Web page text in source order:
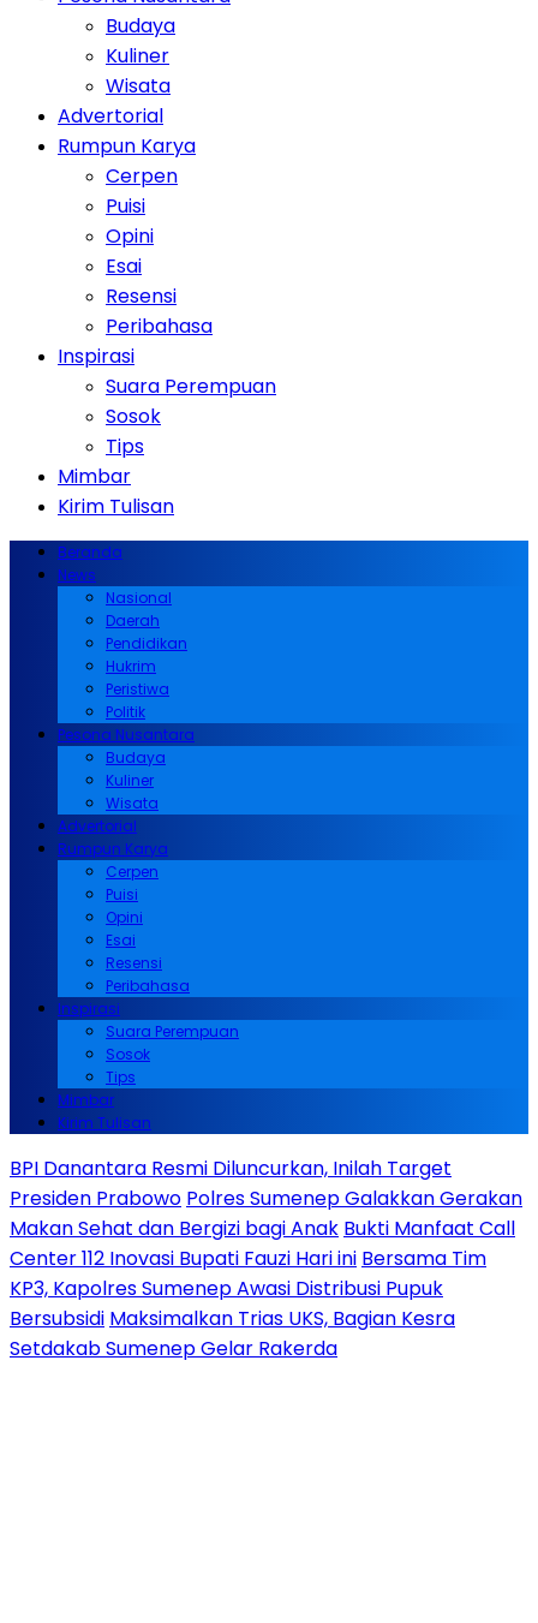
Budaya
Kuliner
Wisata
Advertorial
Rumpun Karya
Cerpen
Puisi
Opini
Esai
Resensi
Peribahasa
Inspirasi
Suara Perempuan
Sosok
Tips
Mimbar
Kirim Tulisan
Beranda
News
Nasional
Daerah
Pendidikan
Hukrim
Peristiwa
Politik
Pesona Nusantara
Budaya
Kuliner
Wisata
Advertorial
Rumpun Karya
Cerpen
Puisi
Opini
Esai
Resensi
Peribahasa
Inspirasi
Suara Perempuan
Sosok
Tips
Mimbar
Kirim Tulisan
BPI Danantara Resmi Diluncurkan, Inilah Target
Presiden Prabowo Polres Sumenep Galakkan Gerakan
Makan Sehat dan Bergizi bagi Anak Bukti Manfaat Call
Center 112 Inovasi Bupati Fauzi Hari ini Bersama Tim
KP3, Kapolres Sumenep Awasi Distribusi Pupuk
Bersubsidi Maksimalkan Trias UKS, Bagian Kesra
Setdakab Sumenep Gelar Rakerda